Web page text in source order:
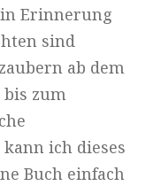
Erinnerung
sind
ab dem
zum
ich dieses
Buch einfach